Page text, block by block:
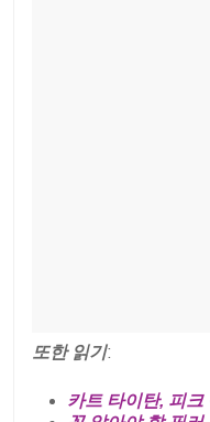
또한 읽기:
카트 타이탄, 피